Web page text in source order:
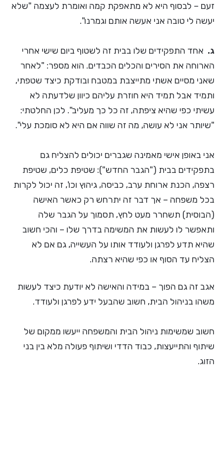
זעם – לבסוף היא לא מתאפקת קמה ואומרת לעצמה "שלא
יעשה לי טובה אני אעשה אותם וגמרנו".
ג. אחד התפקידים שלו בבית זה לשטוף ביום שישי אחרי
הארוחה את הסירים והכלים הכבדים. הוא מספר: "לאחר
שאני מסיים אשתי מתייצבת במטבח ובודקת כיצד שטפתי,
ותמיד אבל תמיד היא חוזרת עליהם כיוון שלדעתה לא
עשיתי כפי שהיא ציפתה, זה כל כך מעליב". לכן החלטתי:
"שיותר אני לא עושה, מה זה שווה אם היא לא סומכת עלי".
אני באופן אישי מאמינה שגברים יכולים להצליח גם
בתפקידים בבית ("הגבר החדש"): שטיפת כלים, שטיפת
רצפה, הכנת ארוחת ערב, כביסה, גיהוץ וכו', זה יכול לקרות
בכל משפחה – אך דבר זה יתרחש רק כאשר האישה
(הבוסית) תשחרר מעט לחץ, תסמוך על הגבר שלה
ותאפשר לו לעשות את המשימה בדרך שלו – והכי חשוב
שהיא תדע לפרגן ולעודד אותו על העשייה, גם אם לא
הצליח עד הסוף או כפי שהיא רצתה.
אגב זה גם הפוך – במידה והאישה לא יודעת כיצד לעשות
משהו בניהול הבית, חשוב שהבעל ידע לפרגן ולעודד.
חשוב שמשימות ניהול הבית והמשפחה ייעשו ממקום של
שיתוף והתייעצות, כבוד הדדי ושיתוף פעולה מלא בין בני
הזוג.